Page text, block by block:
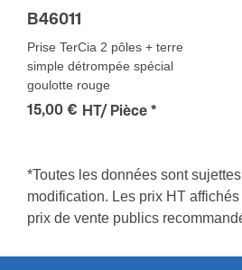
B46011
Prise TerCia 2 pôles + terre
simple détrompée spécial
goulotte rouge
15,00 € HT/ Pièce *
*Toutes les données sont
modification. Les prix HT
prix de vente publics